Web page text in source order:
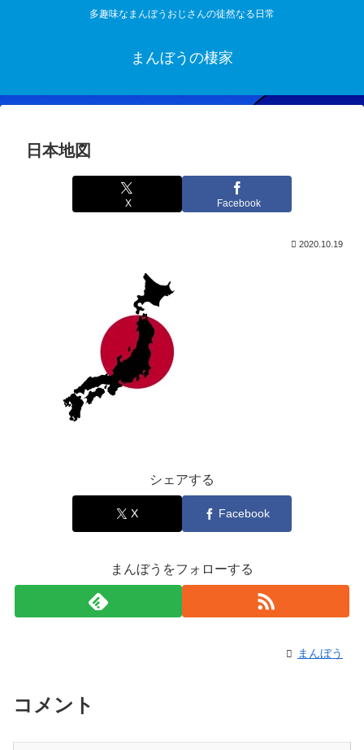
多趣味なまんぼうおじさんの徒然なる日常
まんぼうの棲家
日本地図
X Facebook
2020.10.19
シェアする
X Facebook
まんぼうをフォローする
まんぼう
コメント